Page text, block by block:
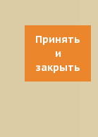
Принять
и
закрыть